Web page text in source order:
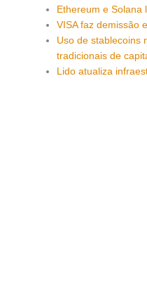
Ethereum e Solana
VISA faz demissão
Uso de stablecoins
tradicionais de
Lido atualiza